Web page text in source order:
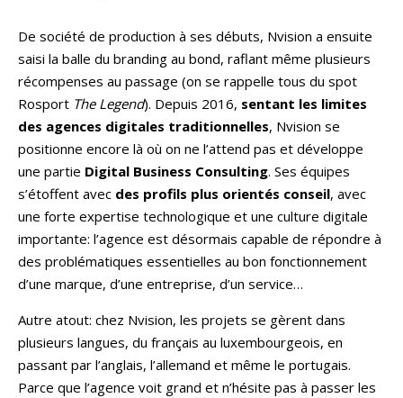
De société de production à ses débuts, Nvision a ensuite
saisi la balle du branding au bond, raflant même plusieurs
récompenses au passage (on se rappelle tous du spot
Rosport The Legend). Depuis 2016, sentant les limites
des agences digitales traditionnelles, Nvision se
positionne encore là où on ne l’attend pas et développe
une partie Digital Business Consulting. Ses équipes
s’étoffent avec des profils plus orientés conseil, avec
une forte expertise technologique et une culture digitale
importante: l’agence est désormais capable de répondre à
des problématiques essentielles au bon fonctionnement
d’une marque, d’une entreprise, d’un service…
Autre atout: chez Nvision, les projets se gèrent dans
plusieurs langues, du français au luxembourgeois, en
passant par l’anglais, l’allemand et même le portugais.
Parce que l’agence voit grand et n’hésite pas à passer les